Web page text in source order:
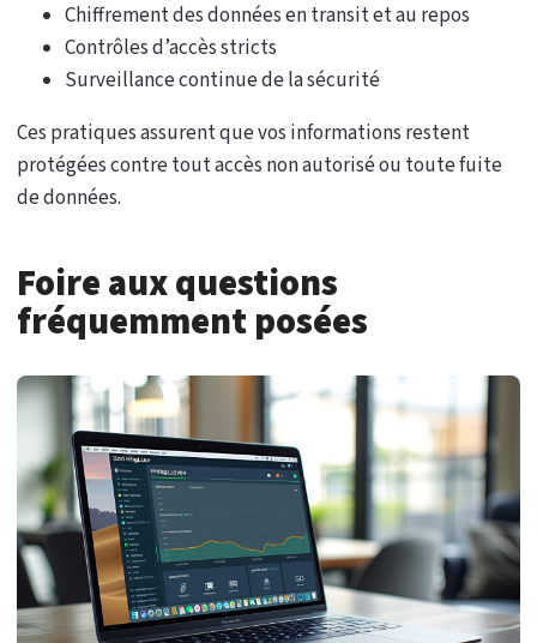
Chiffrement des données en transit et au repos
Contrôles d’accès stricts
Surveillance continue de la sécurité
Ces pratiques assurent que vos informations restent
protégées contre tout accès non autorisé ou toute fuite
de données.
Foire aux questions
fréquemment posées